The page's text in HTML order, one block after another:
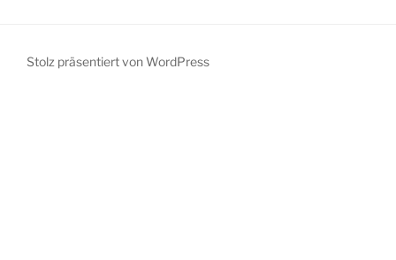
Stolz präsentiert von WordPress